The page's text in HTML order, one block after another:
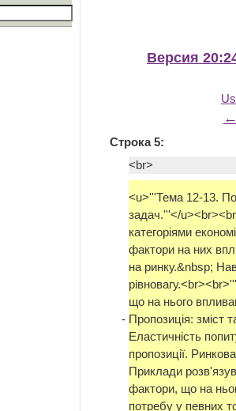
Версия
Строка 5:
<br>
-
<u>'''Тема 12-13.
задач.'''</
категоріями
фактори на них
на ринку.&nbsp;
що на нього
Пропозиція: зміст
Еластичність
пропозиції.
Приклади
фактори, що на
потребу у певних